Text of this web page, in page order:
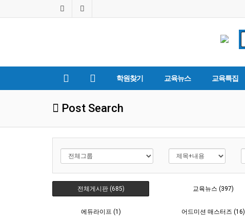
학원찾기 교육뉴스 교육특집
Post Search
전체게시판 (685) 교육뉴스 (397)
에듀라이프 (1) 어드미션 매스터즈 (16)